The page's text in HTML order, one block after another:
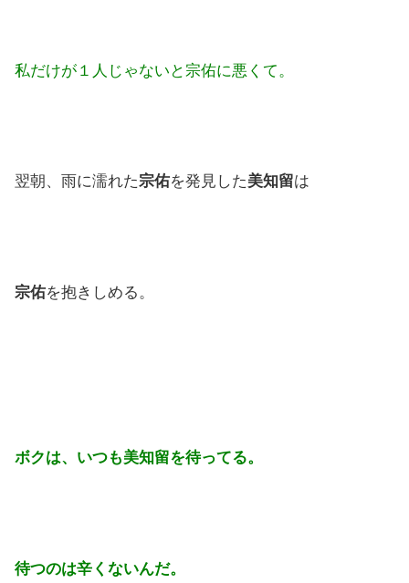
私だけが１人じゃないと宗佑に悪くて。
翌朝、雨に濡れた宗佑を発見した美知留は
宗佑を抱きしめる。
ボクは、いつも美知留を待ってる。
待つのは辛くないんだ。